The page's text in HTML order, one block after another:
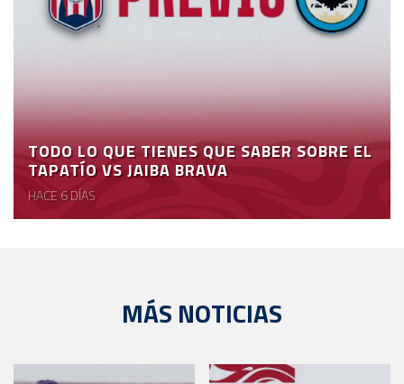
TODO LO QUE TIENES QUE SABER SOBRE EL
TAPATÍO VS JAIBA BRAVA
HACE 6 DÍAS
MÁS NOTICIAS